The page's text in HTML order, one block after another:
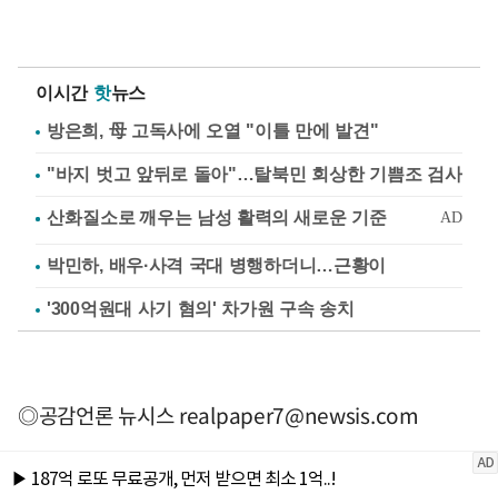
이시간 핫뉴스
방은희, 母 고독사에 오열 "이틀 만에 발견"
"바지 벗고 앞뒤로 돌아"…탈북민 회상한 기쁨조 검사
박민하, 배우·사격 국대 병행하더니…근황이
'300억원대 사기 혐의' 차가원 구속 송치
◎공감언론 뉴시스realpaper7@newsis.com